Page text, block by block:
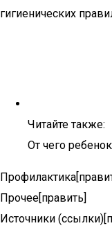
гигиенических
Читайте также:
От чего
Прочее[править]
Источники